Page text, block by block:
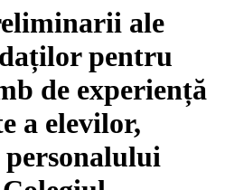
ale
pentru
de experiență
a elevilor,